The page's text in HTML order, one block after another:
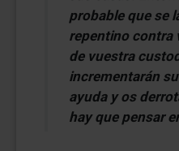
probable que se
repentino contra
de vuestra
incrementarán
ayuda y os
hay que pensar